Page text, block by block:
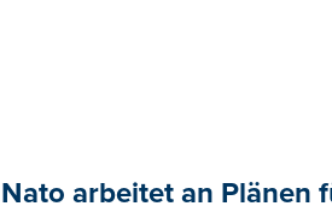
Nato arbeitet an Plänen